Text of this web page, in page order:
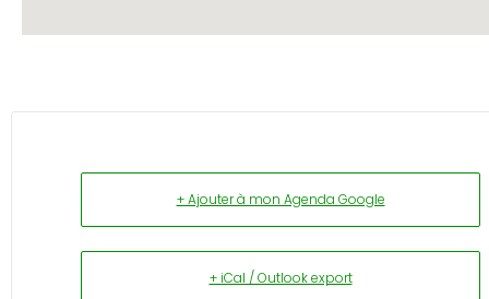
+ Ajouter à mon Agenda Google
+ iCal / Outlook export